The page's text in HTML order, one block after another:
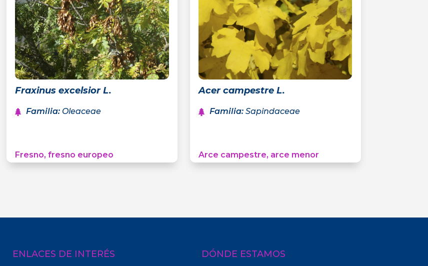
Fraxinus excelsior L.
Familia: Oleaceae
Fresno, fresno europeo
Acer campestre L.
Familia: Sapindaceae
Arce campestre, arce menor
ENLACES DE INTERÉS DÓNDE ESTAMOS